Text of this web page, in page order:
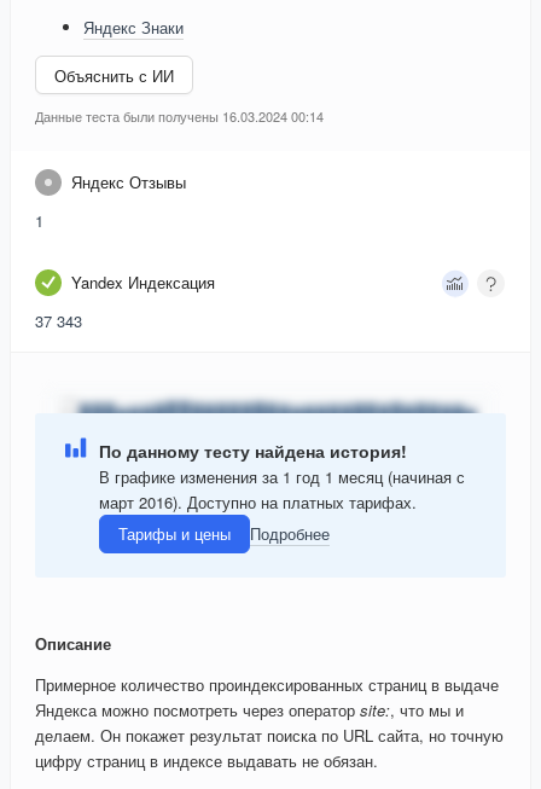
Яндекс Знаки
Объяснить с ИИ
Данные теста были получены 16.03.2024 00:14
Яндекс Отзывы
1
Yandex Индексация
37 343
По данному тесту найдена история!
В графике изменения за 1 год 1 месяц (начиная с
март 2016). Доступно на платных тарифах.
Тарифы и цены
Подробнее
Описание
Примерное количество проиндексированных страниц в выдаче
Яндекса можно посмотреть через оператор site:, что мы и
делаем. Он покажет результат поиска по URL сайта, но точную
цифру страниц в индексе выдавать не обязан.